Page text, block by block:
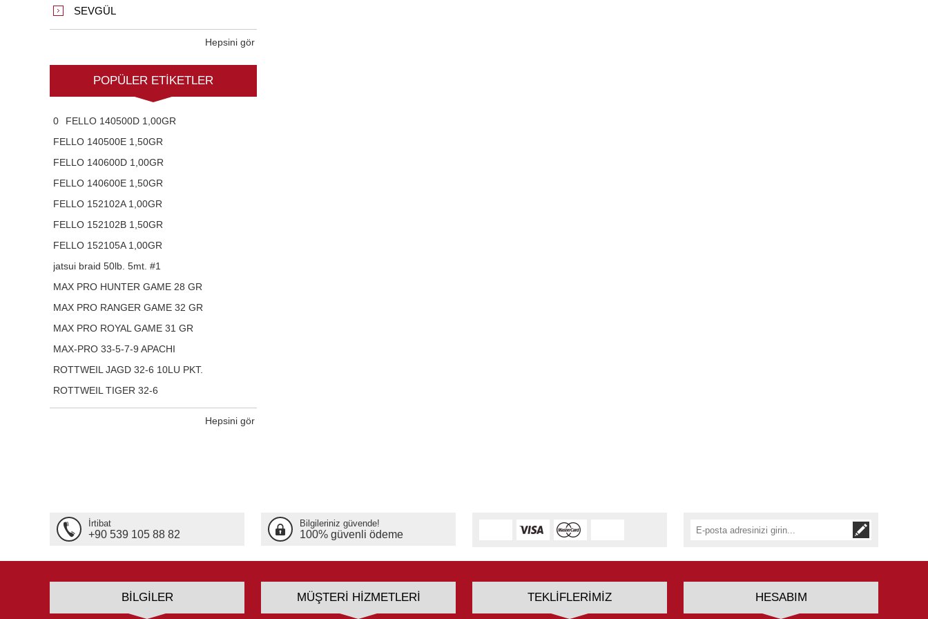
SEVGÜL
Hepsini gör
POPÜLER ETIKETLER
0
FELLO 140500D 1,00GR
FELLO 140500E 1,50GR
FELLO 140600D 1,00GR
FELLO 140600E 1,50GR
FELLO 152102A 1,00GR
FELLO 152102B 1,50GR
FELLO 152105A 1,00GR
jatsui braid 50lb. 5mt. #1
MAX PRO HUNTER GAME 28 GR
MAX PRO RANGER GAME 32 GR
MAX PRO ROYAL GAME 31 GR
MAX-PRO 33-5-7-9 APACHI
ROTTWEIL JAGD 32-6 10LU PKT.
ROTTWEIL TIGER 32-6
Hepsini gör
İrtibat
+90 539 105 88 82
Bilgileriniz güvende!
100% güvenli ödeme
BILGILER MÜŞTERI HIZMETLERI TEKLIFLERIMIZ HESABIM